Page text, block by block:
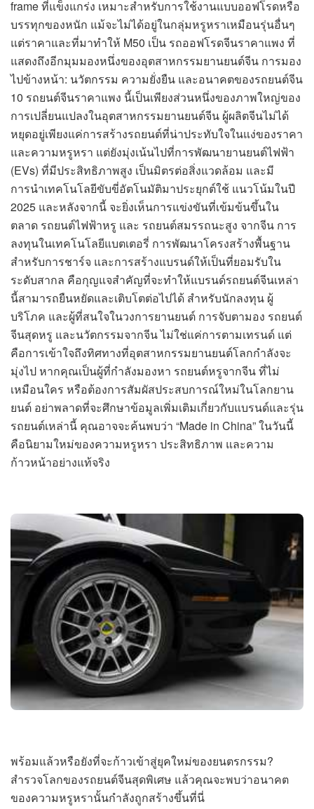
frame ที่แข็งแกร่ง เหมาะสำหรับการใช้งานแบบออฟโรดหรือ
บรรทุกของหนัก แม้จะไม่ได้อยู่ในกลุ่มหรูหราเหมือนรุ่นอื่นๆ
แต่ราคาและที่มาทำให้ M50 เป็น รถออฟโรดจีนราคาแพง ที่
แสดงถึงอีกมุมมองหนึ่งของอุตสาหกรรมยานยนต์จีน การมอง
ไปข้างหน้า: นวัตกรรม ความยั่งยืน และอนาคตของรถยนต์จีน
10 รถยนต์จีนราคาแพง นี้เป็นเพียงส่วนหนึ่งของภาพใหญ่ของ
การเปลี่ยนแปลงในอุตสาหกรรมยานยนต์จีน ผู้ผลิตจีนไม่ได้
หยุดอยู่เพียงแค่การสร้างรถยนต์ที่น่าประทับใจในแง่ของราคา
และความหรูหรา แต่ยังมุ่งเน้นไปที่การพัฒนายานยนต์ไฟฟ้า
(EVs) ที่มีประสิทธิภาพสูง เป็นมิตรต่อสิ่งแวดล้อม และมี
การนำเทคโนโลยีขับขี่อัตโนมัติมาประยุกต์ใช้ แนวโน้มในปี
2025 และหลังจากนี้ จะยิ่งเห็นการแข่งขันที่เข้มข้นขึ้นใน
ตลาด รถยนต์ไฟฟ้าหรู และ รถยนต์สมรรถนะสูง จากจีน การ
ลงทุนในเทคโนโลยีแบตเตอรี่ การพัฒนาโครงสร้างพื้นฐาน
สำหรับการชาร์จ และการสร้างแบรนด์ให้เป็นที่ยอมรับใน
ระดับสากล คือกุญแจสำคัญที่จะทำให้แบรนด์รถยนต์จีนเหล่า
นี้สามารถยืนหยัดและเติบโตต่อไปได้ สำหรับนักลงทุน ผู้
บริโภค และผู้ที่สนใจในวงการยานยนต์ การจับตามอง รถยนต์
จีนสุดหรู และนวัตกรรมจากจีน ไม่ใช่แค่การตามเทรนด์ แต่
คือการเข้าใจถึงทิศทางที่อุตสาหกรรมยานยนต์โลกกำลังจะ
มุ่งไป หากคุณเป็นผู้ที่กำลังมองหา รถยนต์หรูจากจีน ที่ไม่
เหมือนใคร หรือต้องการสัมผัสประสบการณ์ใหม่ในโลกยาน
ยนต์ อย่าพลาดที่จะศึกษาข้อมูลเพิ่มเติมเกี่ยวกับแบรนด์และรุ่น
รถยนต์เหล่านี้ คุณอาจจะค้นพบว่า “Made in China” ในวันนี้
คือนิยามใหม่ของความหรูหรา ประสิทธิภาพ และความ
ก้าวหน้าอย่างแท้จริง
พร้อมแล้วหรือยังที่จะก้าวเข้าสู่ยุคใหม่ของยนตรกรรม?
สำรวจโลกของรถยนต์จีนสุดพิเศษ แล้วคุณจะพบว่าอนาคต
ของความหรูหรานั้นกำลังถูกสร้างขึ้นที่นี่